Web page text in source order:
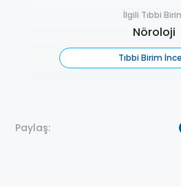
İlgili Tıbbi
Nöroloji
Tıbbi Birim
Paylaş: